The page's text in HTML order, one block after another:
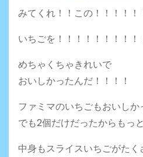
みてくれ！！この！！！！！
いちごを！！！！！！！！！
めちゃくちゃきれいで
おいしかったんだ！！！！
ファミマのいちごもおいしか
でも2個だけだったからもっ
中身もスライスいちごがた